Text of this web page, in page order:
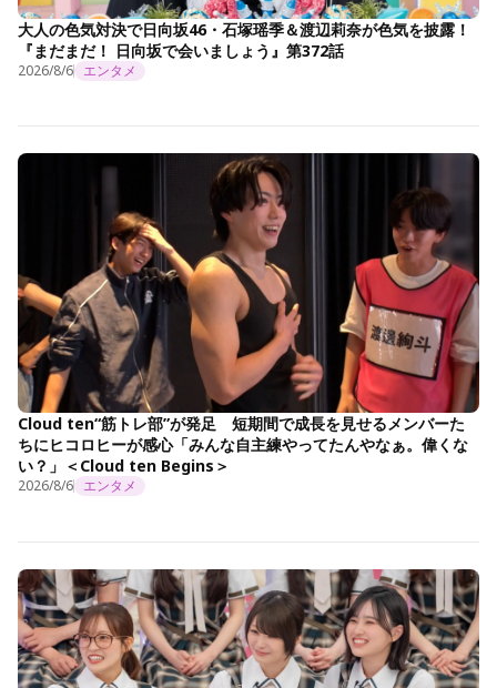
大人の色気対決で日向坂46・石塚瑶季＆渡辺莉奈が色気を披露！
『まだまだ！ 日向坂で会いましょう』第372話
2026/8/6 エンタメ
Cloud ten“筋トレ部”が発足 短期間で成長を見せるメンバーた
ちにヒコロヒーが感心「みんな自主練やってたんやなぁ。偉くな
い？」＜Cloud ten Begins＞
2026/8/6 エンタメ